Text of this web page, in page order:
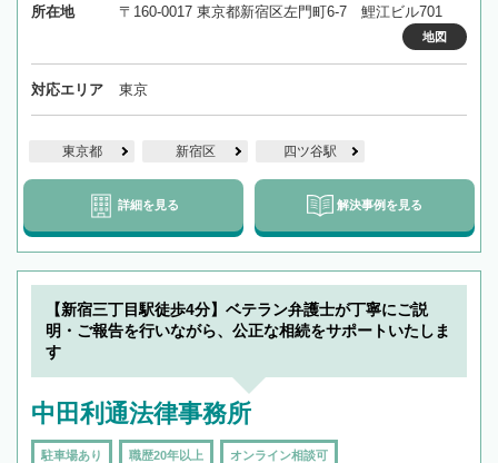
所在地 〒160-0017 東京都新宿区左門町6-7 鯉江ビル701
地図
対応エリア 東京
東京都 新宿区 四ツ谷駅
詳細を見る 解決事例を見る
【新宿三丁目駅徒歩4分】ベテラン弁護士が丁寧にご説
明・ご報告を行いながら、公正な相続をサポートいたしま
す
中田利通法律事務所
駐車場あり 職歴20年以上 オンライン相談可